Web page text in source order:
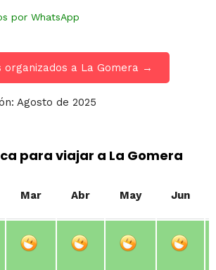
por WhatsApp
organizados a La Gomera →
Agosto de 2025
para viajar a La Gomera
Mar Abr May Jun